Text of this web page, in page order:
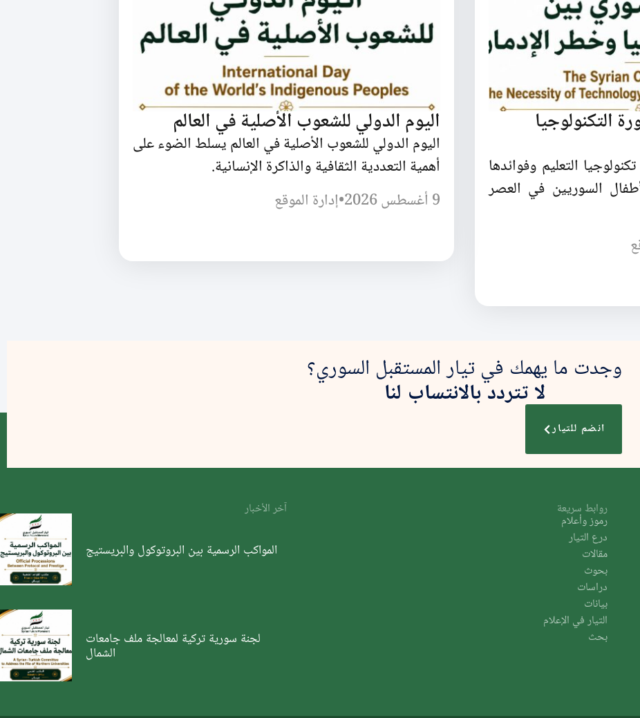
التكنولوجيا
التعليم وفوائدها
السوريين في العصر
اليوم الدولي للشعوب الأصلية في العالم
اليوم الدولي للشعوب الأصلية في العالم يسلط الضوء على
أهمية التعددية الثقافية والذاكرة الإنسانية.
9 أغسطس 2026
•إدارة الموقع
وجدت ما يهمك في تيار المستقبل السوري؟
لا تتردد بالانتساب لنا
انضم للتيار
روابط سريعة
رموز وأعلام
درع التيار
مقالات
بحوث
دراسات
بيانات
التيار في الإعلام
بحث
آخر الأخبار
المواكب الرسمية بين البروتوكول والبريستيج
لجنة سورية تركية لمعالجة ملف جامعات
الشمال